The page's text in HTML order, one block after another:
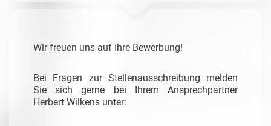
Wir freuen uns auf Ihre Bewerbung!
Bei Fragen zur Stellenausschreibung melden
Sie sichgerne bei Ihrem Ansprechpartner
Herbert Wilkens unter: